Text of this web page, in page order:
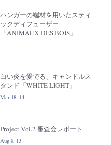
ハンガーの端材を用いたスティ
ックディフューザー
「ANIMAUX DES BOIS」
白い炎を愛でる、キャンドルス
タンド「WHITE LIGHT」
Mar 18, 14
Project Vol.2 審査会レポート
Aug 8, 13